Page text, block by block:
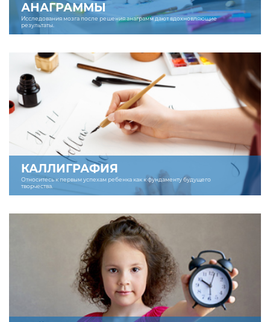
АНАГРАММЫ
Исследования мозга после решения анаграмм дают вдохновляющие
результаты.
КАЛЛИГРАФИЯ
Относитесь к первым успехам ребенка как к фундаменту будущего
творчества.